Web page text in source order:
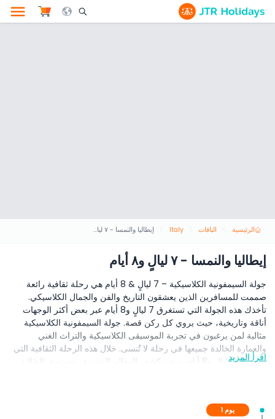
Search Opener Icon
الرئيسية الباقات Italy إيطاليا والنمسا - ٧ ليالٍ و٨ أيام
إيطاليا والنمسا - ٧ ليالٍ و٨ أيام
جولة السيمفونية الكلاسيكية – 7 ليالٍ & 8 أيام هي رحلة ثقافية رائعة
صممت للمسافرين الذين يعشقون التاريخ والفن والجمال الكلاسيكي.
تأخذك هذه الجولة التي تستغرق 7 ليالٍ و8 أيام عبر بعض أكثر الوجهات
أناقة وتاريخية، حيث يروي كل ركن قصة. جولة السيمفونية الكلاسيكية
مثالية لمن يرغبون في تجربة الموسيقى الكلاسيكية والتراث الغني
والعمارة الخالدة جميعها في رحلة لا تُنسى. خلال هذه الرحلة الثقافية التي
تستغرق 7 ليالٍ و8 أيام، ستستكشف المعالم الشهيرة، وتستمتع بالتقاليد
والفن. مع الراحة والأناقة والإرشاد الخبير، تقدم جولة السيمفونية
اقرأ المزيد
يوم 1